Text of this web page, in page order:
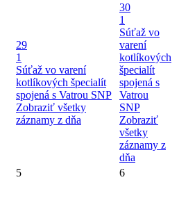
29
1
Súťaž vo varení
kotlíkových špecialít
spojená s Vatrou SNP
Zobraziť všetky
záznamy z dňa
30
1
Súťaž vo
varení
kotlíkových
špecialít
spojená s
Vatrou
SNP
Zobraziť
všetky
záznamy z
dňa
5 6